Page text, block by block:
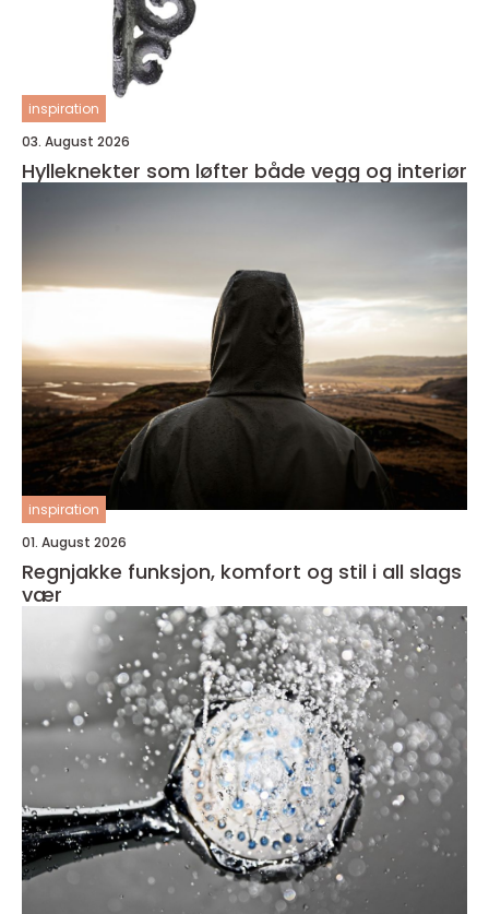
inspiration
03. August 2026
Hylleknekter som løfter både vegg og interiør
inspiration
01. August 2026
Regnjakke funksjon, komfort og stil i all slags
vær